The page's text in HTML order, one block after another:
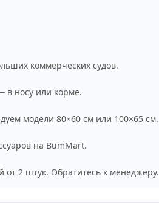
коммерческих судов.
в носу или корме.
модели 80×60 см или 100×65 см.
на BumMart.
2 штук. Обратитесь к менеджеру.